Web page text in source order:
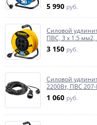
5 990 руб.
Силовой
ПВС, 3 x 1.5 мм2,
3 150 руб.
Силовой
2200Вт, ПВС
1 060 руб.